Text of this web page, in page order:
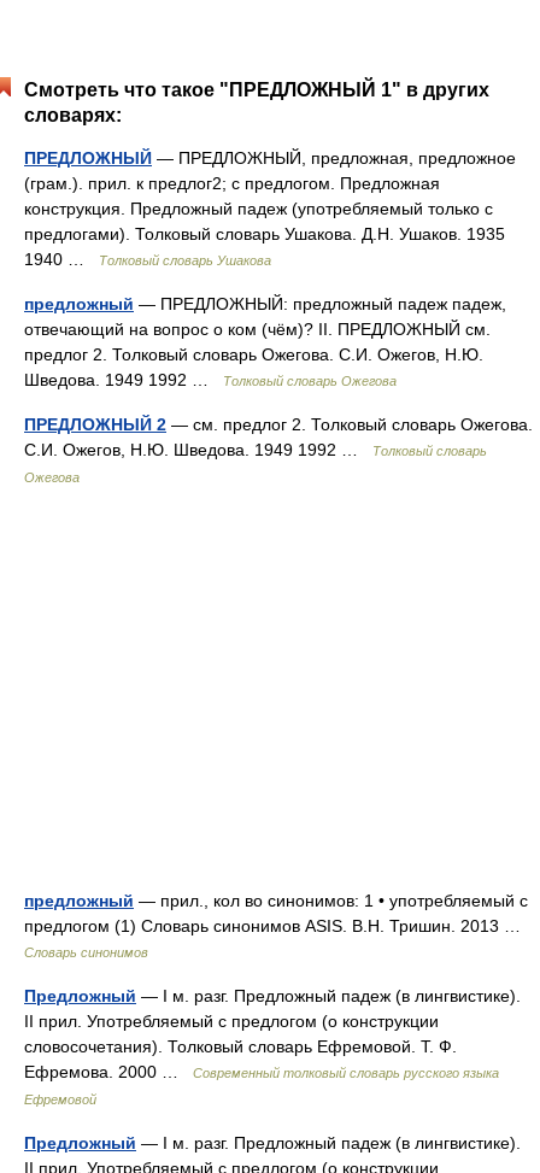
Смотреть что такое "ПРЕДЛОЖНЫЙ 1" в других
словарях:
ПРЕДЛОЖНЫЙ — ПРЕДЛОЖНЫЙ, предложная, предложное
(грам.). прил. к предлог2; с предлогом. Предложная
конструкция. Предложный падеж (употребляемый только с
предлогами). Толковый словарь Ушакова. Д.Н. Ушаков. 1935
1940 …
Толковый словарь Ушакова
предложный — ПРЕДЛОЖНЫЙ: предложный падеж падеж,
отвечающий на вопрос о ком (чём)? II. ПРЕДЛОЖНЫЙ см.
предлог 2. Толковый словарь Ожегова. С.И. Ожегов, Н.Ю.
Шведова. 1949 1992 …
Толковый словарь Ожегова
ПРЕДЛОЖНЫЙ 2 — см. предлог 2. Толковый словарь Ожегова.
С.И. Ожегов, Н.Ю. Шведова. 1949 1992 …
Толковый словарь
Ожегова
предложный — прил., кол во синонимов: 1 • употребляемый с
предлогом (1) Словарь синонимов ASIS. В.Н. Тришин. 2013 …
Словарь синонимов
Предложный — I м. разг. Предложный падеж (в лингвистике).
II прил. Употребляемый с предлогом (о конструкции
словосочетания). Толковый словарь Ефремовой. Т. Ф.
Ефремова. 2000 …
Современный толковый словарь русского языка
Ефремовой
Предложный — I м. разг. Предложный падеж (в лингвистике).
II прил. Употребляемый с предлогом (о конструкции